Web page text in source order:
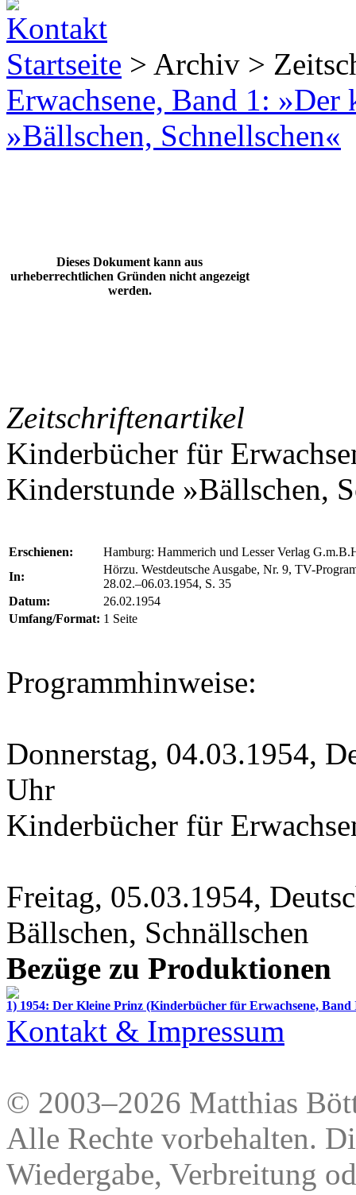
Startseite > Archiv >
Erwachsene, Band 1:
»Bällschen, Schnellschen«
Dieses Dokument kann aus
urheberrechtlichen Gründen nicht angezeigt
werden.
Zeitschriftenartikel
Kinderbücher für
Kinderstunde »Bällschen,
Erschienen:
Hamburg: Hammerich und Lesser Verlag
In:
Hörzu. Westdeutsche Ausgabe, Nr. 9, TV-
28.02.–06.03.1954, S. 35
Datum:
26.02.1954
Umfang/Format: 1 Seite
Programmhinweise:
Donnerstag, 04.03.1954,
Uhr
Kinderbücher für
Freitag, 05.03.1954,
Bällschen, Schnällschen
Bezüge zu Produktionen
1) 1954: Der Kleine Prinz (Kinderbücher für Erwachsene, Band
Kontakt & Impressum
© 2003–2026 Matthias
Alle Rechte vorbehalten.
Wiedergabe, Verbreitung